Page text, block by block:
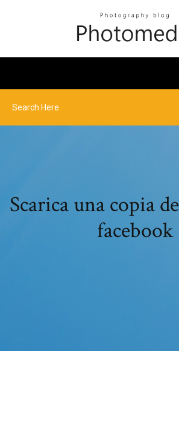
Scarica una copia
facebook